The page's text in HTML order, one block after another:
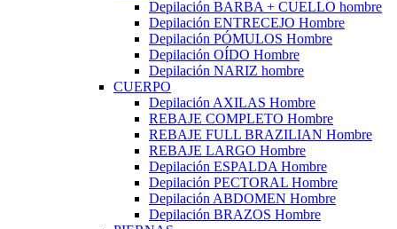
Depilación BARBA + CUELLO hombre
Depilación ENTRECEJO Hombre
Depilación PÓMULOS Hombre
Depilación OÍDO Hombre
Depilación NARIZ hombre
CUERPO
Depilación AXILAS Hombre
REBAJE COMPLETO Hombre
REBAJE FULL BRAZILIAN Hombre
REBAJE LARGO Hombre
Depilación ESPALDA Hombre
Depilación PECTORAL Hombre
Depilación ABDOMEN Hombre
Depilación BRAZOS Hombre